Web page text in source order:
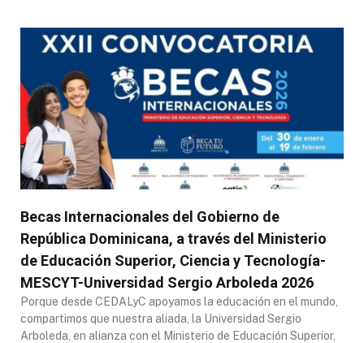
Becas Internacionales del Gobierno de
República Dominicana, a través del Ministerio
de Educación Superior, Ciencia y Tecnología-
MESCYT-Universidad Sergio Arboleda 2026
Porque desde CEDALyC apoyamos la educación en el mundo,
compartimos que nuestra aliada, la Universidad Sergio
Arboleda, en alianza con el Ministerio de Educación Superior,